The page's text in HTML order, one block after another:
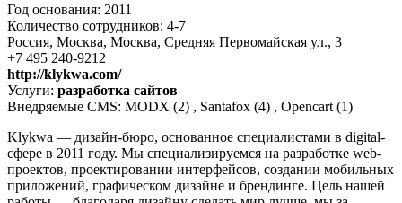
Год основания: 2011
Количество сотрудников: 4-7
Россия, Москва, Москва, Средняя Первомайская ул., 3
+7 495 240-9212
http://klykwa.com/
Услуги: разработка сайтов
Внедряемые CMS: MODX (2) , Santafox (4) , Opencart (1)
Klykwa — дизайн-бюро, основанное специалистами в digital-
сфере в 2011 году. Мы специализируемся на разработке web-
проектов, проектировании интерфейсов, создании мобильных
приложений, графическом дизайне и брендинге. Цель нашей